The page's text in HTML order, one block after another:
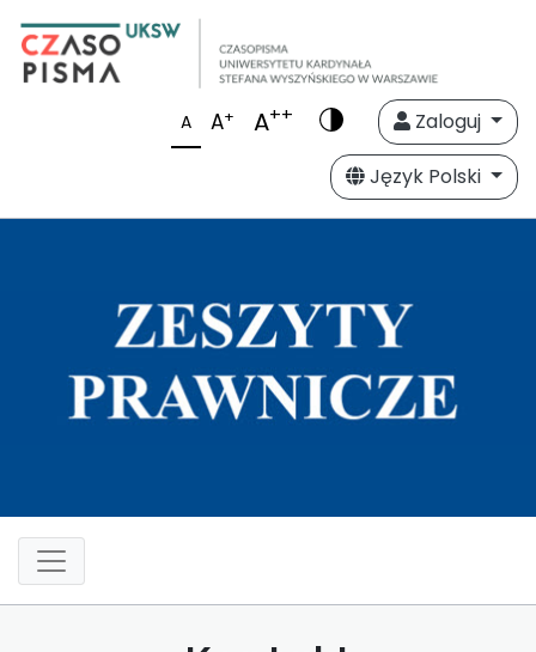
A A+ A++
Zaloguj
Język Polski